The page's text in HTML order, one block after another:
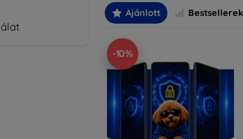
Ajánlott Bestsellerek
-10%